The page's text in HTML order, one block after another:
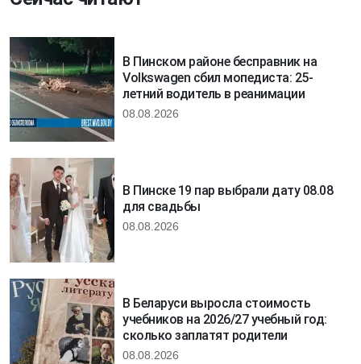
В Пинском районе бесправник на
Volkswagen сбил мопедиста: 25-
летний водитель в реанимации
08.08.2026
В Пинске 19 пар выбрали дату 08.08
для свадьбы
08.08.2026
В Беларуси выросла стоимость
учебников на 2026/27 учебный год:
сколько заплатят родители
08.08.2026